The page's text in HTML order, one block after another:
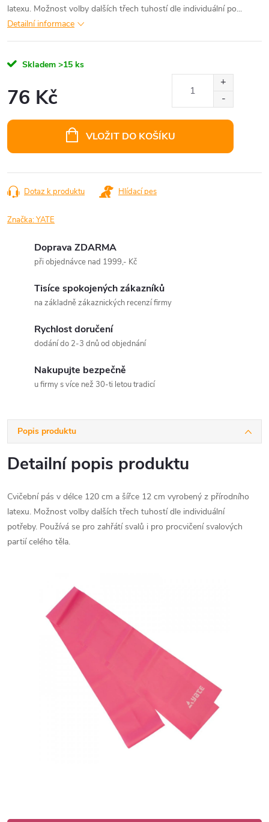
latexu. Možnost volby dalších třech tuhostí dle individuální po...
Detailní informace
Skladem >15 ks
76 Kč
VLOŽIT DO KOŠÍKU
Dotaz k produktu Hlídací pes
Značka:YATE
Doprava ZDARMA
při objednávce nad 1999,- Kč
Tisíce spokojených zákazníků
na základně zákaznických recenzí firmy
Rychlost doručení
dodání do 2-3 dnů od objednání
Nakupujte bezpečně
u firmy s více než 30-ti letou tradicí
Popis produktu
Detailní popis produktu
Cvičební pás v délce 120 cm a šířce 12 cm vyrobený z přírodního
latexu. Možnost volby dalších třech tuhostí dle individuální
potřeby. Používá se pro zahřátí svalů i pro procvičení svalových
partií celého těla.